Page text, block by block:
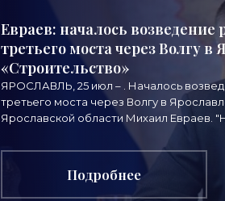
Евраев: началось возведение
третьего моста через Волгу в
«Строительство»
ЯРОСЛАВЛЬ, 25 июл – . Началось
третьего моста через Волгу в
Ярославской области Михаил Евраев.
Подробнее